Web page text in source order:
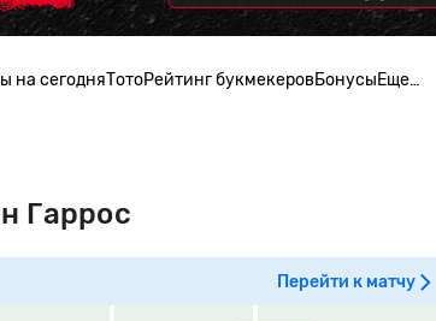
на сегодняТотоРейтинг букмекеровБонусыЕще…
Гаррос
Перейти к матчу